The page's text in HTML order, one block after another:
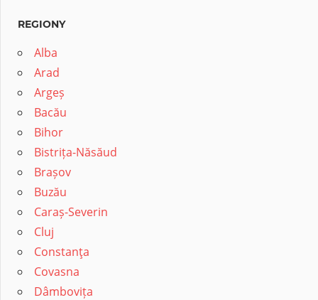
REGIONY
Alba
Arad
Argeș
Bacău
Bihor
Bistrița-Năsăud
Brașov
Buzău
Caraș-Severin
Cluj
Constanţa
Covasna
Dâmbovița